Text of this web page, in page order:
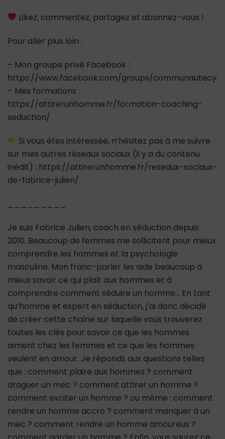
Likez, commentez, partagez et abonnez-vous !
Pour aller plus loin :
– Mon groupe privé Facebook :
https://www.facebook.com/groups/
– Mes formations :
https://attirerunhomme.fr/formation-coaching-
seduction/
Si vous êtes intéressée, n’hésitez pas à me suivre
sur mes autres réseaux sociaux (il y a du contenu
inédit) : https://attirerunhomme.fr/reseaux-sociaux-
de-fabrice-julien/
Je suis Fabrice Julien, coach en séduction depuis
2010. Beaucoup de femmes me sollicitent pour mieux
comprendre les hommes et la psychologie
masculine. Mon franc-parler les aide beaucoup à
mieux savoir ce qui plaît aux hommes et à
comprendre comment séduire un homme… En tant
qu’homme et expert en séduction, j’ai donc décidé
de créer cette chaîne sur laquelle vous trouverez
toutes les clés pour savoir ce que les hommes
aiment chez les femmes et ce que les hommes
veulent en amour. Je réponds aux questions telles
que : comment plaire aux hommes ? comment
draguer un mec ? comment attirer un homme ?
comment exciter un homme ? ou même : comment
rendre un homme accro ? comment manquer à un
mec ? comment rendre un homme amoureux ?